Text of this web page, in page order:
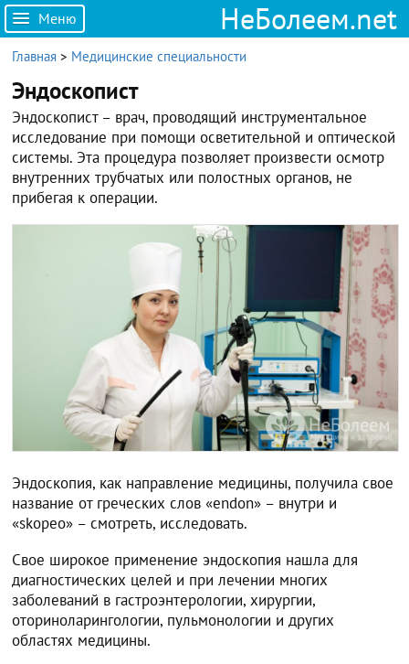
Меню НеБолеем.net
Главная > Медицинские специальности
Эндоскопист
Эндоскопист – врач, проводящий инструментальное
исследование при помощи осветительной и оптической
системы. Эта процедура позволяет произвести осмотр
внутренних трубчатых или полостных органов, не
прибегая к операции.
Эндоскопия, как направление медицины, получила свое
название от греческих слов «endon» – внутри и
«skopeo» – смотреть, исследовать.
Свое широкое применение эндоскопия нашла для
диагностических целей и при лечении многих
заболеваний в гастроэнтерологии, хирургии,
оториноларингологии, пульмонологии и других
областях медицины.